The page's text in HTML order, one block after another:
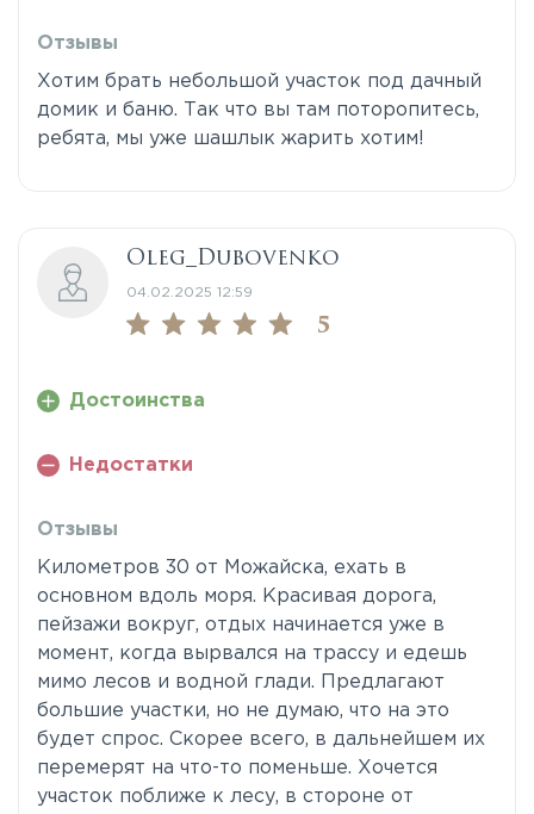
Отзывы
Хотим брать небольшой участок под дачный
домик и баню. Так что вы там поторопитесь,
ребята, мы уже шашлык жарить хотим!
Oleg_Dubovenko
04.02.2025 12:59
5
Достоинства
Недостатки
Отзывы
Километров 30 от Можайска, ехать в
основном вдоль моря. Красивая дорога,
пейзажи вокруг, отдых начинается уже в
момент, когда вырвался на трассу и едешь
мимо лесов и водной глади. Предлагают
большие участки, но не думаю, что на это
будет спрос. Скорее всего, в дальнейшем их
перемерят на что-то поменьше. Хочется
участок поближе к лесу, в стороне от